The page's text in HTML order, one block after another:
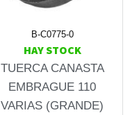
B-C0775-0
HAY STOCK
TUERCA CANASTA
EMBRAGUE 110
VARIAS (GRANDE)